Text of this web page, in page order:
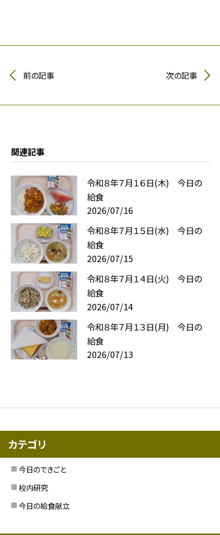
前の記事 次の記事
関連記事
令和８年７月１６日(木) 今日の
給食
2026/07/16
令和８年７月１５日(水) 今日の
給食
2026/07/15
令和８年７月１４日(火) 今日の
給食
2026/07/14
令和８年７月１３日(月) 今日の
給食
2026/07/13
カテゴリ
今日のできごと
校内研究
今日の給食献立